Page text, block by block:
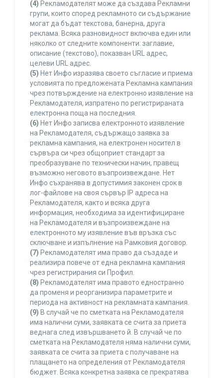
(4) Рекламодателят може да създава Рекламни
групи, които според рекламното си съдържание
могат да бъдат текстова, банерна, друга
реклама. Всяка разновидност включва един или
няколко от следните компоненти: заглавие,
описание (текстово), показван URL адрес,
целеви URL адрес.
(5) Нет Инфо изразява своето съгласие и приема
условията по предложената Рекламна кампания
чрез потвърждение на електронно изявление на
Рекламодателя, изпратено по регистрираната
електронна поща на последния.
(6) Нет Инфо записва електронното изявление
на Рекламодателя, съдържащо заявка за
рекламна кампания, на електронен носител в
сървъра си чрез общоприет стандарт за
преобразуване по технически начин, правещ
възможно неговото възпроизвеждане. Нет
Инфо съхранява в допустимия законен срок в
лог-файлове на своя сървър IP адреса на
Рекламодателя, както и всяка друга
информация, необходима за идентифициране
на Рекламодателя и възпроизвеждане на
електронното му изявление във връзка със
сключване и изпълнение на Рамковия договор.
(7) Рекламодателят има право да създаде и
реализира повече от една рекламна кампания
чрез регистрирания си Профил.
(8) Рекламодателят има правото едностранно
да променя и реорганизира параметрите и
периода на активност на рекламната кампания.
(9) В случай че по сметката на Рекламодателя
има налични суми, заявката се счита за приета
веднага след извършването й. В случай че по
сметката на Рекламодателя няма налични суми,
заявката се счита за приета с получаване на
плащането на определения от Рекламодателя
бюджет. Всяка конкретна заявка се прекратява